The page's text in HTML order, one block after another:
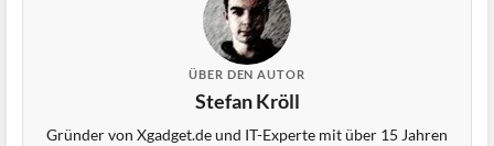
ÜBER DEN AUTOR
Stefan Kröll
Gründer von Xgadget.de und IT-Experte mit über 15 Jahren